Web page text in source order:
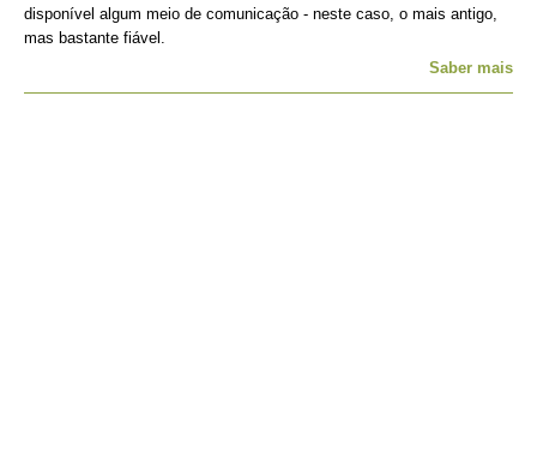
disponível algum meio de comunicação - neste caso, o mais antigo,
mas bastante fiável.
Saber mais